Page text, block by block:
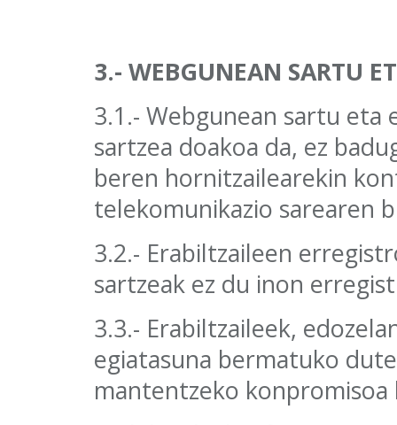
3.- WEBGUNEAN SARTU
3.1.- Webgunean sartu eta
sartzea doakoa da, ez
beren hornitzailearekin
telekomunikazio sarearen
3.2.- Erabiltzaileen
sartzeak ez du inon
3.3.- Erabiltzaileek,
egiatasuna bermatuko
mantentzeko